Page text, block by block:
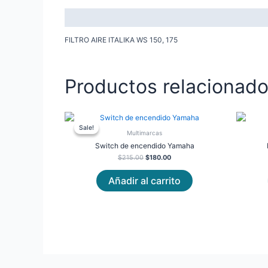
FILTRO AIRE ITALIKA WS 150, 175
Productos
Sale!
Sale!
Multimarcas
Switch de encendido Yamaha
$215.00
Original
price
was:
$180.00
Current
price
Añadir al carrito